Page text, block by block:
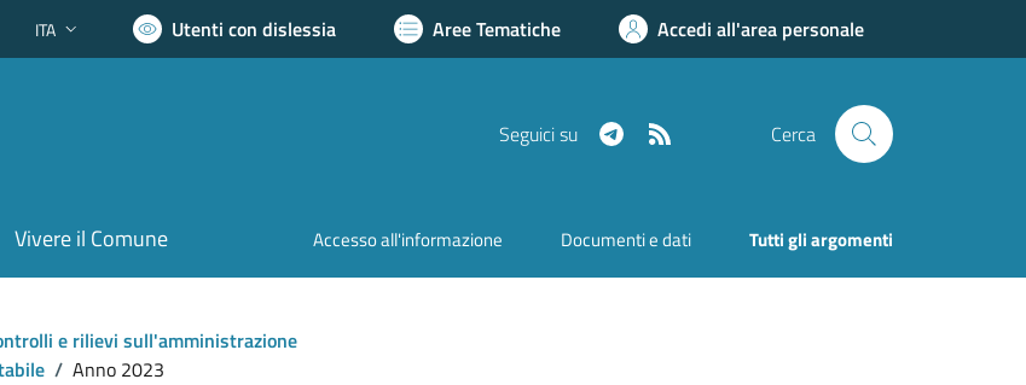
Lingua attiva:
ITA Utenti con dislessia Aree Tematiche Accedi all'area personale
Seguici su Telegram Cerca
Vivere il Comune Accesso all'informazione Documenti e dati Tutti gli argomenti
e rilievi sull'amministrazione
/ Anno 2023